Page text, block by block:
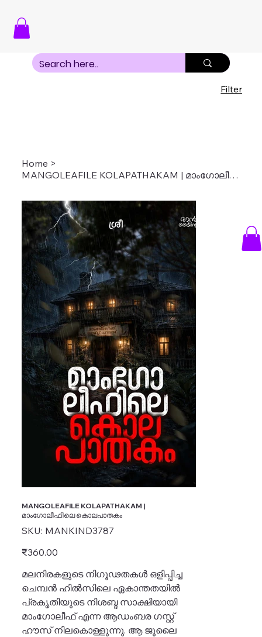
Home >
MANGOLEAFILE KOLAPATHAKAM | മാംഗോലീഫിലെ കൊലപാതകം
MANGOLEAFILE KOLAPATHAKAM |
മാംഗോലീഫിലെ കൊലപാതകം
SKU: SKU
MANKIND3787
MANKIND3787
Price
₹360.00
മലനിരകളുടെ നിഗൂഢതകൾ ഒളിപ്പിച്ച
ചെമ്പൻ ഹിൽസിലെ ഏകാന്തതയിൽ
പ്രകൃതിയുടെ നിശബ്ദ സാക്ഷിയായി
മാംഗോലീഫ് എന്ന ആഡംബര ഗസ്റ്റ്
ഹൗസ് നിലകൊള്ളുന്നു. ആ ജൂലൈ
Filter